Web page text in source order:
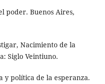
poder. Buenos Aires,
Nacimiento de la
Siglo Veintiuno.
y política de la esperanza.